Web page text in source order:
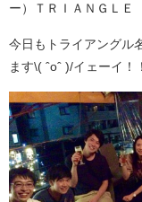
ー）ＴＲＩＡＮＧＬＥ
今日もトライアングル
ます\( ˆoˆ )/イェーイ！！